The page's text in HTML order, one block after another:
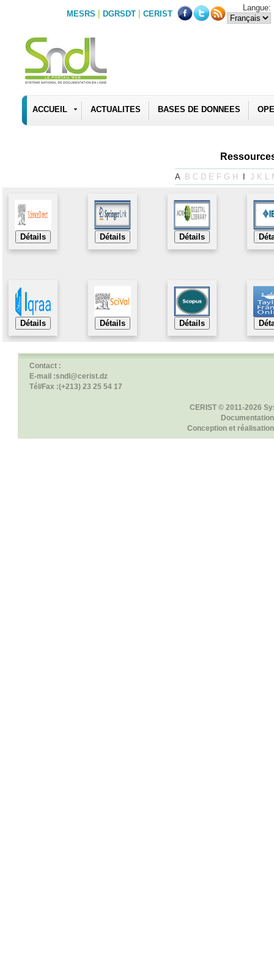
MESRS | DGRSDT | CERIST
Langue:
ACCUEIL ACTUALITES BASES DE DONNEES
A B C D E F G H J K L
Détails Détails Détails
Détails Détails Détails
Contact :
E-mail :sndl@cerist.dz
Tél/Fax :(+213) 23 25 54 17
CERIST © 2011-2026
Conception et